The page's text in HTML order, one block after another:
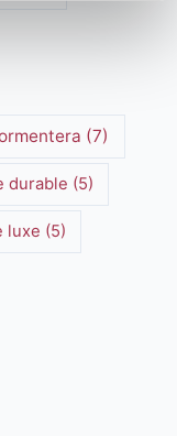
(7)
durable (5)
luxe (5)